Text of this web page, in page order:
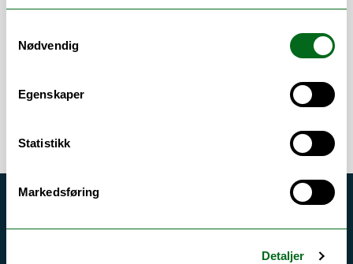
Nødvendig
Egenskaper
Statistikk
Markedsføring
Detaljer